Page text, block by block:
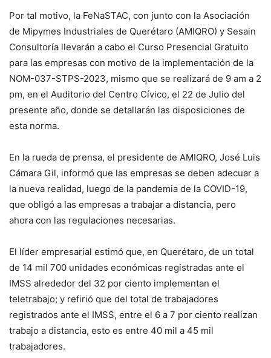
Por tal motivo, la FeNaSTAC, con junto con la Asociación
de Mipymes Industriales de Querétaro (AMIQRO) y Sesain
Consultoría llevarán a cabo el Curso Presencial Gratuito
para las empresas con motivo de la implementación de la
NOM-037-STPS-2023, mismo que se realizará de 9 am a 2
pm, en el Auditorio del Centro Cívico, el 22 de Julio del
presente año, donde se detallarán las disposiciones de
esta norma.
En la rueda de prensa, el presidente de AMIQRO, José Luis
Cámara Gil, informó que las empresas se deben adecuar a
la nueva realidad, luego de la pandemia de la COVID-19,
que obligó a las empresas a trabajar a distancia, pero
ahora con las regulaciones necesarias.
El líder empresarial estimó que, en Querétaro, de un total
de 14 mil 700 unidades económicas registradas ante el
IMSS alrededor del 32 por ciento implementan el
teletrabajo; y refirió que del total de trabajadores
registrados ante el IMSS, entre el 6 a 7 por ciento realizan
trabajo a distancia, esto es entre 40 mil a 45 mil
trabajadores.